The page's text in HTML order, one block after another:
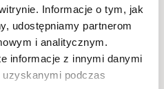
Informacje o tym, jak
udostępniamy partnerom
i analitycznym.
informacje z innymi danymi
podczas
Płowcami 54,